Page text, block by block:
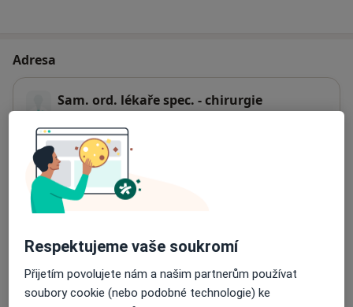
Adresa
Sam. ord. lékaře spec. - chirurgie
Dostupnost
Na této adrese online kalendář není aktivní
Co mám v takové situaci udělat?
Víceo adrese
Respektujeme vaše soukromí
Přijetím povolujete nám a našim partnerům používat
soubory cookie (nebo podobné technologie) ke